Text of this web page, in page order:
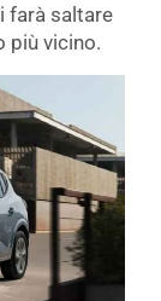
farà saltare
più vicino.